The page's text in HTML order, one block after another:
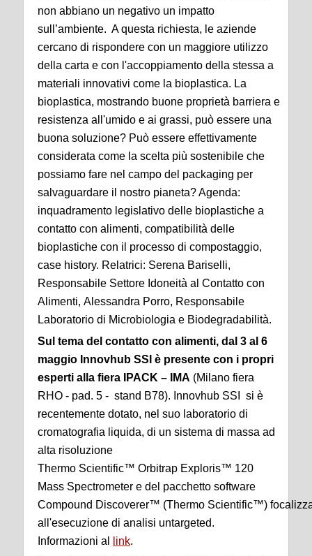
non abbiano un negativo un impatto
sull’ambiente. A questa richiesta, le aziende
cercano di rispondere con un maggiore utilizzo
della carta e con l'accoppiamento della stessa a
materiali innovativi come la bioplastica. La
bioplastica, mostrando buone proprietà barriera e
resistenza all'umido e ai grassi, può essere una
buona soluzione? Può essere effettivamente
considerata come la scelta più sostenibile che
possiamo fare nel campo del packaging per
salvaguardare il nostro pianeta? Agenda:
inquadramento legislativo delle bioplastiche a
contatto con alimenti, compatibilità delle
bioplastiche con il processo di compostaggio,
case history. Relatrici: Serena Bariselli,
Responsabile Settore Idoneità al Contatto con
Alimenti, Alessandra Porro, Responsabile
Laboratorio di Microbiologia e Biodegradabilità.
Sul tema del contatto con alimenti, dal 3 al 6
maggio Innovhub SSI è presente con i propri
esperti alla fiera IPACK – IMA (Milano fiera
RHO - pad. 5 - stand B78). Innovhub SSI si è
recentemente dotato, nel suo laboratorio di
cromatografia liquida, di un sistema di massa ad
alta risoluzione
Thermo Scientific™ Orbitrap Exploris™ 120
Mass Spectrometer e del pacchetto software
Compound Discoverer™ (Thermo Scientific™)
all'esecuzione di analisi untargeted.
Informazioni al
link.